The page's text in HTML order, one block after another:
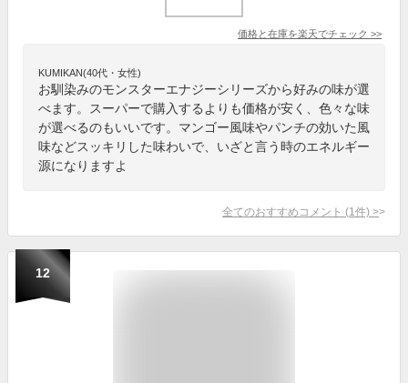
価格と在庫を楽天でチェック >>
KUMIKAN(40代・女性)
お馴染みのモンスターエナジーシリーズから好みの味が選
べます。スーパーで購入するよりも価格が安く、色々な味
が選べるのもいいです。マンゴー風味やパンチの効いた風
味などスッキリした味わいで、いざと言う時のエネルギー
源になりますよ
全てのおすすめコメント (1 件) >
12